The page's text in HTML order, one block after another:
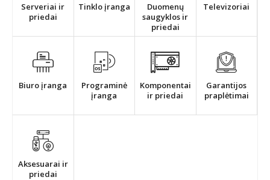
Serveriai ir
priedai
Tinklo įranga
Duomenų
saugyklos ir
priedai
Televizoriai
Biuro įranga
Programinė
įranga
Komponentai
ir priedai
Garantijos
praplėtimai
Aksesuarai ir
priedai